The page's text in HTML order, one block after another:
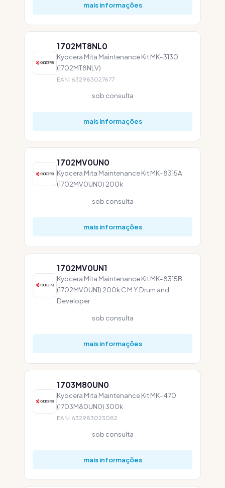
mais informações
1702MT8NL0
Kyocera Mita Maintenance Kit MK-3130
(1702MT8NLV)
EAN: 632983027677
sob consulta
mais informações
1702MV0UN0
Kyocera Mita Maintenance Kit MK-8315A
(1702MV0UN0) 200k
sob consulta
mais informações
1702MV0UN1
Kyocera Mita Maintenance Kit MK-8315B
(1702MV0UN1) 200k C M Y Drum and
Developer
sob consulta
mais informações
1703M80UN0
Kyocera Mita Maintenance Kit MK-470
(1703M80UN0) 300k
EAN: 632983023082
sob consulta
mais informações